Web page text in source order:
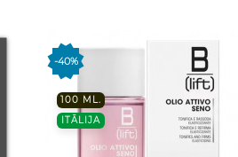
-40%
100 ML.
ITĀLIJA